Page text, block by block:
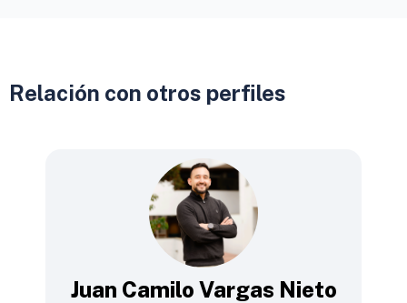
Relación con otros perfiles
Juan Camilo Vargas Nieto